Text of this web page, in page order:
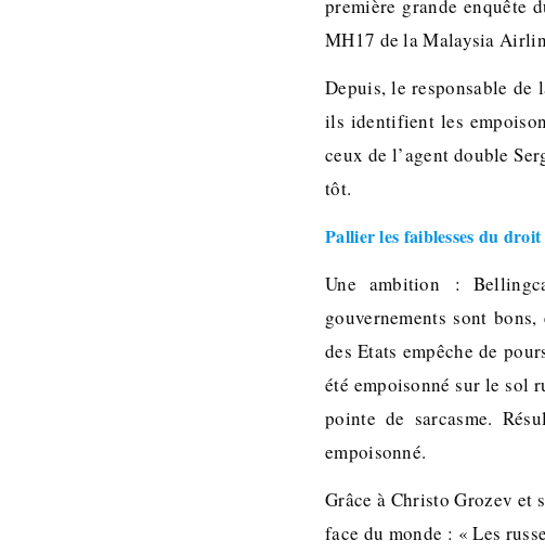
première grande enquête
MH17 de la Malaysia
Depuis, le responsable
ils identifient les
ceux de l’agent double
tôt.
Pallier les faiblesses du
Une ambition :
gouvernements sont
des Etats empêche de
été empoisonné sur le sol
pointe de sarcasme.
empoisonné.
Grâce à Christo Grozev et
face du monde : « Les